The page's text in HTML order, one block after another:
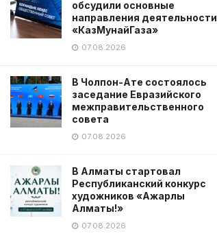
обсудили основные
направления деятельности
«КазМунайГаза»
07.08.2026
В Чолпон-Ате состоялось
заседание Евразийского
межправительственного
совета
07.08.2026
В Алматы стартовал
Республиканский конкурс
художников «Ажарлы
Алматы!»
07.08.2026